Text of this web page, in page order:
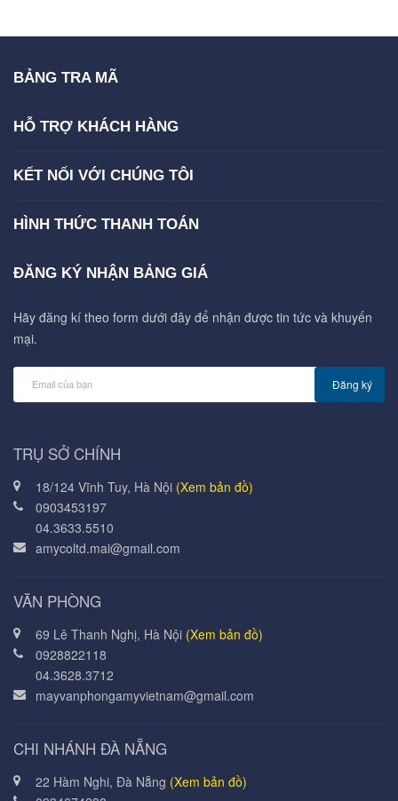
BẢNG TRA MÃ
HỖ TRỢ KHÁCH HÀNG
KẾT NỐI VỚI CHÚNG TÔI
HÌNH THỨC THANH TOÁN
ĐĂNG KÝ NHẬN BẢNG GIÁ
Hãy đăng kí theo form dưới đây để nhận được tin tức và khuyến
mại.
Đăng ký
TRỤ SỞ CHÍNH
18/124 Vĩnh Tuy, Hà Nội (Xem bản đồ)
0903453197
04.3633.5510
amycoltd.mai@gmail.com
VĂN PHÒNG
69 Lê Thanh Nghị, Hà Nội (Xem bản đồ)
0928822118
04.3628.3712
mayvanphongamyvietnam@gmail.com
CHI NHÁNH ĐÀ NẴNG
22 Hàm Nghi, Đà Nẵng (Xem bản đồ)